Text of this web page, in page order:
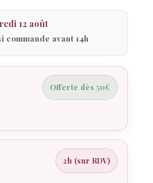
12 août
commande avant 14h
Offerte dès 50€
2h (sur RDV)